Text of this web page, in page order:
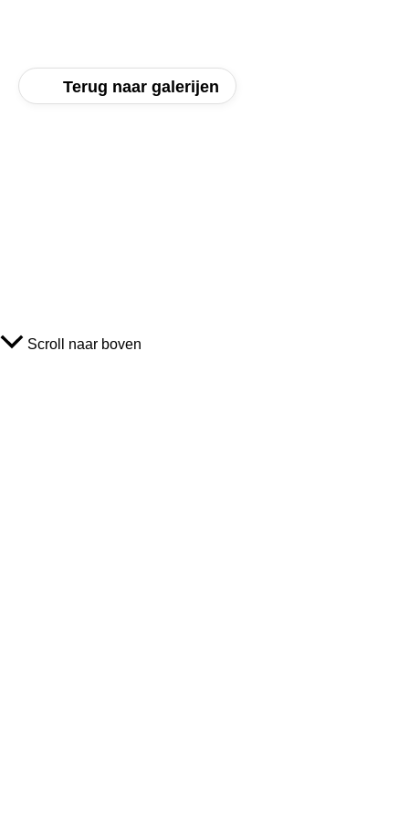
Terug naar galerijen
Scroll naar boven